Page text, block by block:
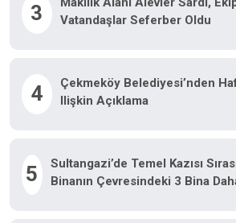
3
Vatandaşlar Seferber Oldu
4
Çekmeköy Belediyesi’nden
Ilişkin Açıklama
5
Sultangazi’de Temel Kazısı
Binanın Çevresindeki 3 Bina